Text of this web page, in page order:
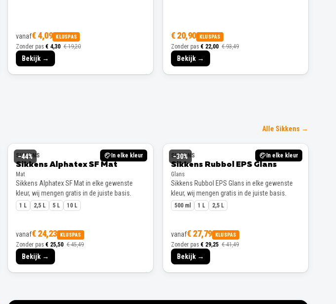
vanaf€ 4,09 KLUSPAS
Zonder pas € 4,30 € 19,20
Bekijk →
€ 20,90 KLUSPAS
Zonder pas € 22,00 € 93,49
Bekijk →
Alle Sikkens →
−44% In elke kleur
SIKKENS
Sikkens Alphatex SF Mat
Mat
Sikkens Alphatex SF Mat in elke gewenste
kleur, wij mengen gratis in de juiste basis.
1 L 2,5 L 5 L 10 L
vanaf€ 24,23 KLUSPAS
Zonder pas € 25,50 € 45,49
Bekijk →
−30% In elke kleur
SIKKENS
Sikkens Rubbol EPS Glans
Glans
Sikkens Rubbol EPS Glans in elke gewenste
kleur, wij mengen gratis in de juiste basis.
500 ml 1 L 2,5 L
vanaf€ 27,79 KLUSPAS
Zonder pas € 29,25 € 41,49
Bekijk →